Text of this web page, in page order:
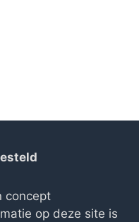
concept
op deze site is